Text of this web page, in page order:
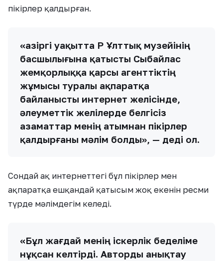
пікірлер қалдырған.
«Қазіргі уақытта ҚР Ұлттық музейінің
басшылығына қатысты Сыбайлас
жемқорлыққа қарсы агенттіктің
жұмысы туралы ақпаратқа
байланысты интернет желісінде,
әлеуметтік желілерде белгісіз
азаматтар менің атымнан пікірлер
қалдырғаны мәлім болды», — деді ол.
Сондай ақ интернеттегі бұл пікірлер мен
ақпаратқа ешқандай қатысым жоқ екенін ресми
түрде мәлімдегім келеді.
«Бұл жағдай менің іскерлік беделіме
нұқсан келтірді. Авторды анықтау